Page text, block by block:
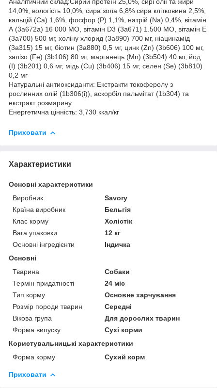
14,0%, вологість 10,0%, сира зола 6,8% сира клітковина 2,5%,
кальцій (Ca) 1,6%, фосфор (P) 1,1%, натрій (Na) 0,4%, вітамін
А (3a672a) 16 000 МО, вітамін D3 (3a671) 1.500 МО, вітамін Е
(3a700) 500 мг, холіну хлорид (3a890) 700 мг, ніацинамід
(3a315) 15 мг, біотин (3a880) 0,5 мг, цинк (Zn) (3b606) 100 мг,
залізо (Fe) (3b106) 80 мг, марганець (Mn) (3b504) 40 мг, йод
(I) (3b201) 0,6 мг, мідь (Cu) (3b406) 15 мг, селен (Se) (3b810)
0,2 мг
Натуральні антиоксиданти: Екстракти токоферолу з
рослинних олій (1b306(i)), аскорбіл пальмітат (1b304) та
екстракт розмарину
Енергетична цінність: 3,730 ккал/кг
Приховати
Характеристики
Основні характеристики
Виробник
Savory
Країна виробник
Бельгія
Клас корму
Холістік
Вага упаковки
12 кг
Основні інгредієнти
Індичка
Основні
Тварина
Собаки
Термін придатності
24 міс
Тип корму
Основне харчування
Розмір породи тварин
Середні
Вікова група
Для дорослих тварин
Форма випуску
Сухі корми
Користувальницькі характеристики
Форма корму
Сухий корм
Приховати